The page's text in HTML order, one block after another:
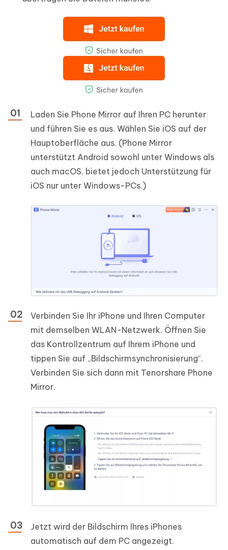
Laden Sie Phone Mirror auf Ihren PC herunter
und führen Sie es aus. Wählen Sie iOS auf der
Hauptoberfläche aus. (Phone Mirror
unterstützt Android sowohl unter Windows als
auch macOS, bietet jedoch Unterstützung für
iOS nur unter Windows-PCs.)
Verbinden Sie Ihr iPhone und Ihren Computer
mit demselben WLAN-Netzwerk. Öffnen Sie
das Kontrollzentrum auf Ihrem iPhone und
tippen Sie auf „Bildschirmsynchronisierung“.
Verbinden Sie sich dann mit Tenorshare Phone
Mirror.
Jetzt wird der Bildschirm Ihres iPhones
automatisch auf dem PC angezeigt.